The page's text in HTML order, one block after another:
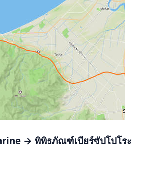
→ พิพิธภัณฑ์เบียร์ซัปโปโระ